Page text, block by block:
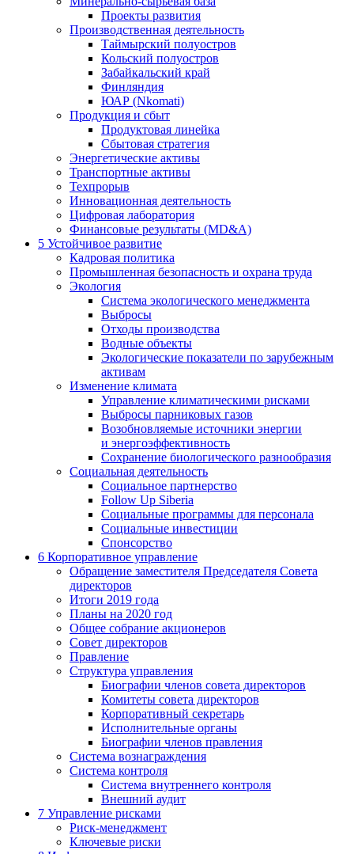
Проекты развития
Производственная деятельность
Таймырский полуостров
Кольский полуостров
Забайкальский край
Финляндия
ЮАР (Nkomati)
Продукция и сбыт
Продуктовая линейка
Сбытовая стратегия
Энергетические активы
Транспортные активы
Техпрорыв
Инновационная деятельность
Цифровая лаборатория
Финансовые результаты (MD&A)
5 Устойчивое развитие
Кадровая политика
Промышленная безопасность и охрана труда
Экология
Система экологического менеджмента
Выбросы
Отходы производства
Водные объекты
Экологические показатели по зарубежным
активам
Изменение климата
Управление климатическими рисками
Выбросы парниковых газов
Возобновляемые источники энергии
и энергоэффективность
Сохранение биологического разнообразия
Социальная деятельность
Социальное партнерство
Follow Up Siberia
Социальные программы для персонала
Социальные инвестиции
Спонсорство
6 Корпоративное управление
Обращение заместителя Председателя Совета
директоров
Итоги 2019 года
Планы на 2020 год
Общее собрание акционеров
Совет директоров
Правление
Структура управления
Биографии членов совета директоров
Комитеты совета директоров
Корпоративный секретарь
Исполнительные органы
Биографии членов правления
Система вознаграждения
Система контроля
Система внутреннего контроля
Внешний аудит
7 Управление рисками
Риск-менеджмент
Ключевые риски